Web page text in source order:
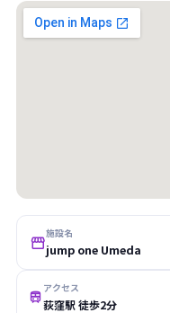
施設名
jump one Umeda
 アクセス
荻窪駅 徒歩2分